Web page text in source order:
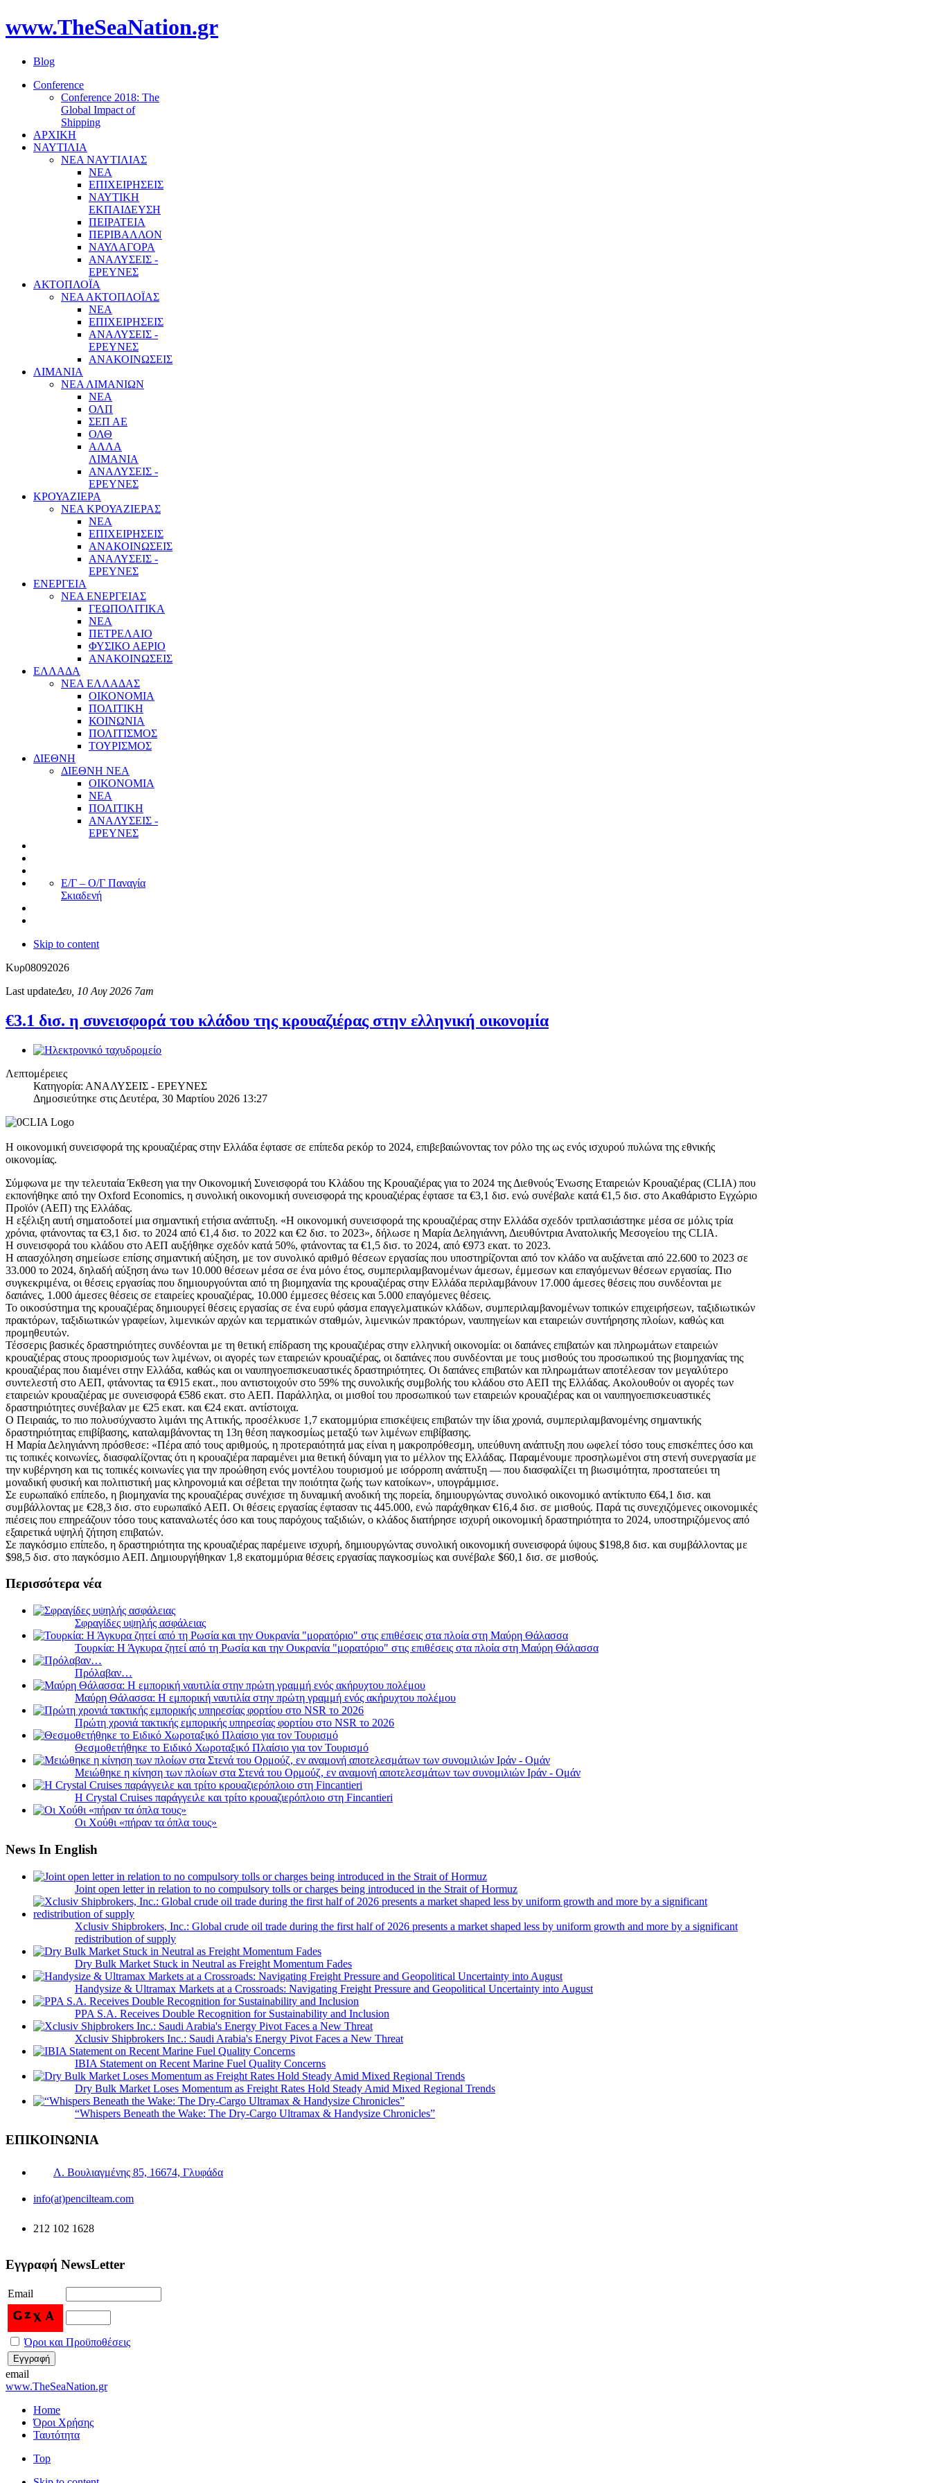
www.TheSeaNation.gr
Blog
Conference
Conference 2018: The
Global Impact of
Shipping
ΑΡΧΙΚΗ
ΝΑΥΤΙΛΙΑ
ΝΕΑ ΝΑΥΤΙΛΙΑΣ
ΝΕΑ
ΕΠΙΧΕΙΡΗΣΕΙΣ
ΝΑΥΤΙΚΗ
ΕΚΠΑΙΔΕΥΣΗ
ΠΕΙΡΑΤΕΙΑ
ΠΕΡΙΒΑΛΛΟΝ
ΝΑΥΛΑΓΟΡΑ
ΑΝΑΛΥΣΕΙΣ -
ΕΡΕΥΝΕΣ
ΑΚΤΟΠΛΟΪΑ
ΝΕΑ ΑΚΤΟΠΛΟΪΑΣ
ΝΕΑ
ΕΠΙΧΕΙΡΗΣΕΙΣ
ΑΝΑΛΥΣΕΙΣ -
ΕΡΕΥΝΕΣ
ΑΝΑΚΟΙΝΩΣΕΙΣ
ΛΙΜΑΝΙΑ
ΝΕΑ ΛΙΜΑΝΙΩΝ
ΝΕΑ
ΟΛΠ
ΣΕΠ ΑΕ
ΟΛΘ
ΑΛΛΑ
ΛΙΜΑΝΙΑ
ΑΝΑΛΥΣΕΙΣ -
ΕΡΕΥΝΕΣ
ΚΡΟΥΑΖΙΕΡΑ
ΝΕΑ ΚΡΟΥΑΖΙΕΡΑΣ
NEA
ΕΠΙΧΕΙΡΗΣΕΙΣ
ΑΝΑΚΟΙΝΩΣΕΙΣ
ΑΝΑΛΥΣΕΙΣ -
ΕΡΕΥΝΕΣ
ΕΝΕΡΓΕΙΑ
ΝΕΑ ΕΝΕΡΓΕΙΑΣ
ΓΕΩΠΟΛΙΤΙΚΑ
ΝΕΑ
ΠΕΤΡΕΛΑΙΟ
ΦΥΣΙΚΟ ΑΕΡΙΟ
ΑΝΑΚΟΙΝΩΣΕΙΣ
ΕΛΛΑΔΑ
ΝΕΑ ΕΛΛΑΔΑΣ
ΟΙΚΟΝΟΜΙΑ
ΠΟΛΙΤΙΚΗ
ΚΟΙΝΩΝΙΑ
ΠΟΛΙΤΙΣΜΟΣ
ΤΟΥΡΙΣΜΟΣ
ΔΙΕΘΝΗ
ΔΙΕΘΝΗ ΝΕΑ
ΟΙΚΟΝΟΜΙΑ
ΝΕΑ
ΠΟΛΙΤΙΚΗ
ΑΝΑΛΥΣΕΙΣ -
ΕΡΕΥΝΕΣ
Ε/Γ – Ο/Γ Παναγία
Σκιαδενή
Skip to content
Κυρ08092026
Last updateΔευ, 10 Αυγ 2026 7am
€3.1 δισ. η συνεισφορά του κλάδου της κρουαζιέρας στην ελληνική οικονομία
Λεπτομέρειες
Κατηγορία: ΑΝΑΛΥΣΕΙΣ - ΕΡΕΥΝΕΣ
Δημοσιεύτηκε στις Δευτέρα, 30 Μαρτίου 2026 13:27
Η οικονομική συνεισφορά της κρουαζιέρας στην Ελλάδα έφτασε σε επίπεδα ρεκόρ το 2024, επιβεβαιώνοντας τον ρόλο της ως ενός ισχυρού πυλώνα της εθνικής
οικονομίας.
Σύμφωνα με την τελευταία Έκθεση για την Οικονομική Συνεισφορά του Κλάδου της Κρουαζιέρας για το 2024 της Διεθνούς Ένωσης Εταιρειών Κρουαζιέρας (CLIA) που
εκπονήθηκε από την Oxford Economics, η συνολική οικονομική συνεισφορά της κρουαζιέρας έφτασε τα €3,1 δισ. ενώ συνέβαλε κατά €1,5 δισ. στο Ακαθάριστο Εγχώριο
Προϊόν (ΑΕΠ) της Ελλάδας.
Η εξέλιξη αυτή σηματοδοτεί μια σημαντική ετήσια ανάπτυξη. «Η οικονομική συνεισφορά της κρουαζιέρας στην Ελλάδα σχεδόν τριπλασιάστηκε μέσα σε μόλις τρία
χρόνια, φτάνοντας τα €3,1 δισ. το 2024 από €1,4 δισ. το 2022 και €2 δισ. το 2023», δήλωσε η Μαρία Δεληγιάννη, Διευθύντρια Ανατολικής Μεσογείου της CLIA.
Η συνεισφορά του κλάδου στο ΑΕΠ αυξήθηκε σχεδόν κατά 50%, φτάνοντας τα €1,5 δισ. το 2024, από €973 εκατ. το 2023.
Η απασχόληση σημείωσε επίσης σημαντική αύξηση, με τον συνολικό αριθμό θέσεων εργασίας που υποστηρίζονται από τον κλάδο να αυξάνεται από 22.600 το 2023 σε
33.000 το 2024, δηλαδή αύξηση άνω των 10.000 θέσεων μέσα σε ένα μόνο έτος, συμπεριλαμβανομένων άμεσων, έμμεσων και επαγόμενων θέσεων εργασίας. Πιο
συγκεκριμένα, οι θέσεις εργασίας που δημιουργούνται από τη βιομηχανία της κρουαζιέρας στην Ελλάδα περιλαμβάνουν 17.000 άμεσες θέσεις που συνδέονται με
δαπάνες, 1.000 άμεσες θέσεις σε εταιρείες κρουαζιέρας, 10.000 έμμεσες θέσεις και 5.000 επαγόμενες θέσεις.
Το οικοσύστημα της κρουαζιέρας δημιουργεί θέσεις εργασίας σε ένα ευρύ φάσμα επαγγελματικών κλάδων, συμπεριλαμβανομένων τοπικών επιχειρήσεων, ταξιδιωτικών
πρακτόρων, ταξιδιωτικών γραφείων, λιμενικών αρχών και τερματικών σταθμών, λιμενικών πρακτόρων, ναυπηγείων και εταιρειών συντήρησης πλοίων, καθώς και
προμηθευτών.
Τέσσερις βασικές δραστηριότητες συνδέονται με τη θετική επίδραση της κρουαζιέρας στην ελληνική οικονομία: οι δαπάνες επιβατών και πληρωμάτων εταιρειών
κρουαζιέρας στους προορισμούς των λιμένων, οι αγορές των εταιρειών κρουαζιέρας, οι δαπάνες που συνδέονται με τους μισθούς του προσωπικού της βιομηχανίας της
κρουαζιέρας που διαμένει στην Ελλάδα, καθώς και οι ναυπηγοεπισκευαστικές δραστηριότητες. Οι δαπάνες επιβατών και πληρωμάτων αποτέλεσαν τον μεγαλύτερο
συντελεστή στο ΑΕΠ, φτάνοντας τα €915 εκατ., που αντιστοιχούν στο 59% της συνολικής συμβολής του κλάδου στο ΑΕΠ της Ελλάδας. Ακολουθούν οι αγορές των
εταιρειών κρουαζιέρας με συνεισφορά €586 εκατ. στο ΑΕΠ. Παράλληλα, οι μισθοί του προσωπικού των εταιρειών κρουαζιέρας και οι ναυπηγοεπισκευαστικές
δραστηριότητες συνέβαλαν με €25 εκατ. και €24 εκατ. αντίστοιχα.
Ο Πειραιάς, το πιο πολυσύχναστο λιμάνι της Αττικής, προσέλκυσε 1,7 εκατομμύρια επισκέψεις επιβατών την ίδια χρονιά, συμπεριλαμβανομένης σημαντικής
δραστηριότητας επιβίβασης, καταλαμβάνοντας τη 13η θέση παγκοσμίως μεταξύ των λιμένων επιβίβασης.
Η Μαρία Δεληγιάννη πρόσθεσε: «Πέρα από τους αριθμούς, η προτεραιότητά μας είναι η μακροπρόθεσμη, υπεύθυνη ανάπτυξη που ωφελεί τόσο τους επισκέπτες όσο και
τις τοπικές κοινωνίες, διασφαλίζοντας ότι η κρουαζιέρα παραμένει μια θετική δύναμη για το μέλλον της Ελλάδας. Παραμένουμε προσηλωμένοι στη στενή συνεργασία με
την κυβέρνηση και τις τοπικές κοινωνίες για την προώθηση ενός μοντέλου τουρισμού με ισόρροπη ανάπτυξη — που διασφαλίζει τη βιωσιμότητα, προστατεύει τη
μοναδική φυσική και πολιτιστική μας κληρονομιά και σέβεται την ποιότητα ζωής των κατοίκων», υπογράμμισε.
Σε ευρωπαϊκό επίπεδο, η βιομηχανία της κρουαζιέρας συνέχισε τη δυναμική ανοδική της πορεία, δημιουργώντας συνολικό οικονομικό αντίκτυπο €64,1 δισ. και
συμβάλλοντας με €28,3 δισ. στο ευρωπαϊκό ΑΕΠ. Οι θέσεις εργασίας έφτασαν τις 445.000, ενώ παράχθηκαν €16,4 δισ. σε μισθούς. Παρά τις συνεχιζόμενες οικονομικές
πιέσεις που επηρεάζουν τόσο τους καταναλωτές όσο και τους παρόχους ταξιδιών, ο κλάδος διατήρησε ισχυρή οικονομική δραστηριότητα το 2024, υποστηριζόμενος από
εξαιρετικά υψηλή ζήτηση επιβατών.
Σε παγκόσμιο επίπεδο, η δραστηριότητα της κρουαζιέρας παρέμεινε ισχυρή, δημιουργώντας συνολική οικονομική συνεισφορά ύψους $198,8 δισ. και συμβάλλοντας με
$98,5 δισ. στο παγκόσμιο ΑΕΠ. Δημιουργήθηκαν 1,8 εκατομμύρια θέσεις εργασίας παγκοσμίως και συνέβαλε $60,1 δισ. σε μισθούς.
Περισσότερα νέα
Σφραγίδες υψηλής ασφάλειας
Τουρκία: Η Άγκυρα ζητεί από τη Ρωσία και την Ουκρανία "μορατόριο" στις επιθέσεις στα πλοία στη Μαύρη Θάλασσα
Πρόλαβαν…
Μαύρη Θάλασσα: Η εμπορική ναυτιλία στην πρώτη γραμμή ενός ακήρυχτου πολέμου
Πρώτη χρονιά τακτικής εμπορικής υπηρεσίας φορτίου στο NSR το 2026
Θεσμοθετήθηκε το Ειδικό Χωροταξικό Πλαίσιο για τον Τουρισμό
Μειώθηκε η κίνηση των πλοίων στα Στενά του Ορμούζ, εν αναμονή αποτελεσμάτων των συνομιλιών Ιράν - Ομάν
Η Crystal Cruises παράγγειλε και τρίτο κρουαζιερόπλοιο στη Fincantieri
Οι Χούθι «πήραν τα όπλα τους»
News In English
Joint open letter in relation to no compulsory tolls or charges being introduced in the Strait of Hormuz
Xclusiv Shipbrokers, Inc.: Global crude oil trade during the first half of 2026 presents a market shaped less by uniform growth and more by a significant
redistribution of supply
Dry Bulk Market Stuck in Neutral as Freight Momentum Fades
Handysize & Ultramax Markets at a Crossroads: Navigating Freight Pressure and Geopolitical Uncertainty into August
PPA S.A. Receives Double Recognition for Sustainability and Inclusion
Xclusiv Shipbrokers Inc.: Saudi Arabia's Energy Pivot Faces a New Threat
IBIA Statement on Recent Marine Fuel Quality Concerns
Dry Bulk Market Loses Momentum as Freight Rates Hold Steady Amid Mixed Regional Trends
“Whispers Beneath the Wake: The Dry‑Cargo Ultramax & Handysize Chronicles”
ΕΠΙΚΟΙΝΩΝΙΑ
Λ. Βουλιαγμένης 85, 16674, Γλυφάδα
info(at)pencilteam.com
212 102 1628
Εγγραφή NewsLetter
Email
Όροι και Προϋποθέσεις
email
www.TheSeaNation.gr
Home
Όροι Χρήσης
Ταυτότητα
Top